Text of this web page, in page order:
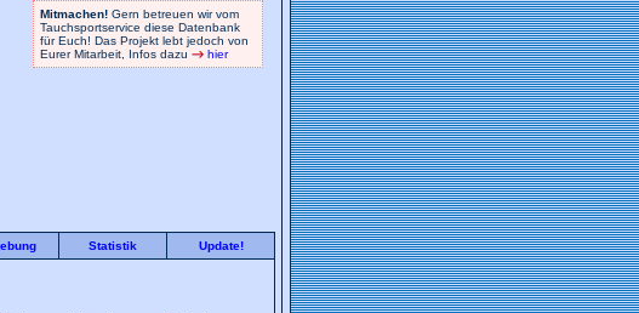
Mitmachen! Gern betreuen wir vom
Tauchsportservice diese Datenbank
für Euch! Das Projekt lebt jedoch von
Eurer Mitarbeit, Infos dazu
hier
Statistik Update!